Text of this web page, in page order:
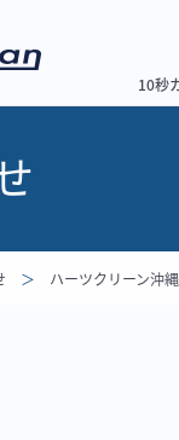
10秒
ハーツクリーン沖